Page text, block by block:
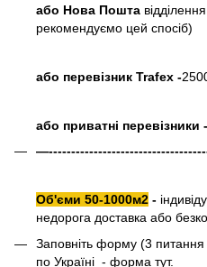
або Нова Пошта
рекомендуємо цей спосіб)
або перевізник Trafex -
або приватні перевізники -
Об'єми 50-1000м2 -
недорога доставка або
Заповніть форму (3
по Україні - форма тут.